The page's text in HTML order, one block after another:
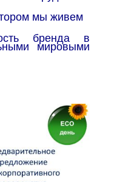
мы живем
бренда в
мировыми
просчитать
у Вас все было